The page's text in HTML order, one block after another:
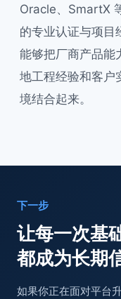
Oracle、SmartX
的专业认证与项目
能够把厂商产品能
地工程经验和客户
境结合起来。
下一步
如果你正在面对平台